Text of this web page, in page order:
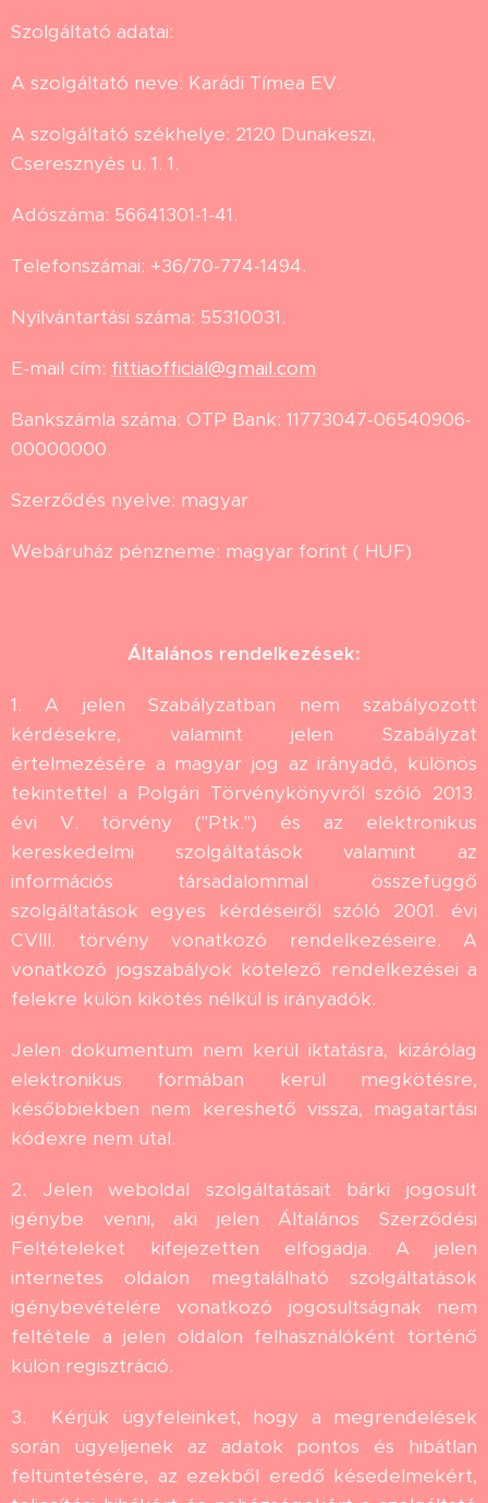
Szolgáltató adatai:
A szolgáltató neve: Karádi Tímea EV.
A szolgáltató székhelye: 2120 Dunakeszi,
Cseresznyés u. 1. 1.
Adószáma: 56641301-1-41.
Telefonszámai: +36/70-774-1494.
Nyilvántartási száma: 55310031.
E-mail cím: fittiaofficial@gmail.com
Bankszámla száma: OTP Bank: 11773047-06540906-
00000000.
Szerződés nyelve: magyar
Webáruház pénzneme: magyar forint ( HUF)
Általános rendelkezések:
1. A jelen Szabályzatban nem szabályozott
kérdésekre, valamint jelen Szabályzat
értelmezésére a magyar jog az irányadó, különös
tekintettel a Polgári Törvénykönyvről szóló 2013.
évi V. törvény ("Ptk.") és az elektronikus
kereskedelmi szolgáltatások valamint az
információs társadalommal összefüggő
szolgáltatások egyes kérdéseiről szóló 2001. évi
CVIII. törvény vonatkozó rendelkezéseire. A
vonatkozó jogszabályok kötelező rendelkezései a
felekre külön kikötés nélkül is irányadók.
Jelen dokumentum nem kerül iktatásra, kizárólag
elektronikus formában kerül megkötésre,
későbbiekben nem kereshető vissza, magatartási
kódexre nem utal.
2. Jelen weboldal szolgáltatásait bárki jogosult
igénybe venni, aki jelen Általános Szerződési
Feltételeket kifejezetten elfogadja. A jelen
internetes oldalon megtalálható szolgáltatások
igénybevételére vonatkozó jogosultságnak nem
feltétele a jelen oldalon felhasználóként történő
külön regisztráció.
3. Kérjük ügyfeleinket, hogy a megrendelések
során ügyeljenek az adatok pontos és hibátlan
feltüntetésére, az ezekből eredő késedelmekért,